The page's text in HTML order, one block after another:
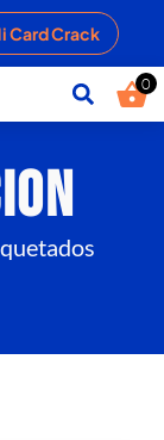
Card Crack
0